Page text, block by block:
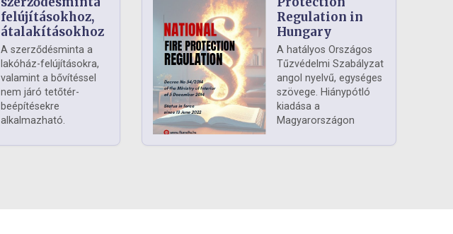
felújításokhoz,
átalakításokhoz
A szerződésminta a
lakóház-felújításokra,
valamint a bővítéssel
nem járó tetőtér-
beépítésekre
alkalmazható.
Regulation in
Hungary
A hatályos Országos
Tűzvédelmi Szabályzat
angol nyelvű, egységes
szövege. Hiánypótló
kiadása a
Magyarországon